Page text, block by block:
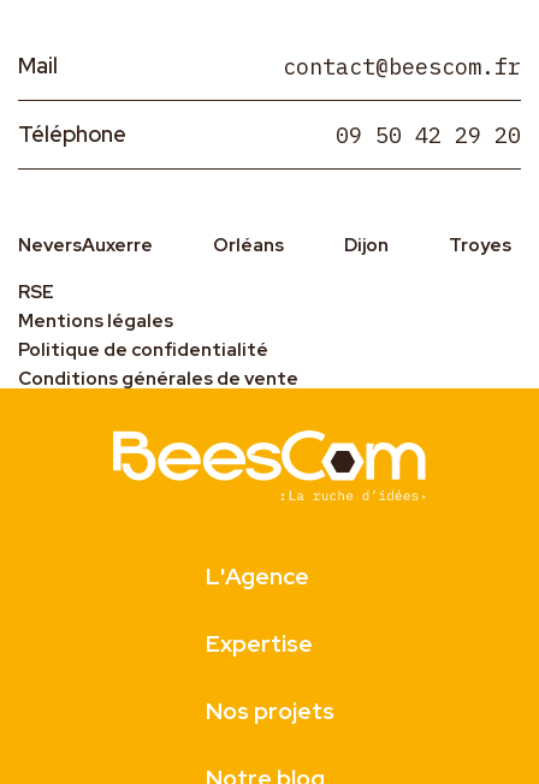
Mail contact@beescom.fr
Téléphone 09 50 42 29 20
NeversAuxerre Orléans Dijon
Troyes
RSE
Mentions légales
Politique de confidentialité
Conditions générales de vente
L'Agence
Expertise
Nos projets
Notre blog